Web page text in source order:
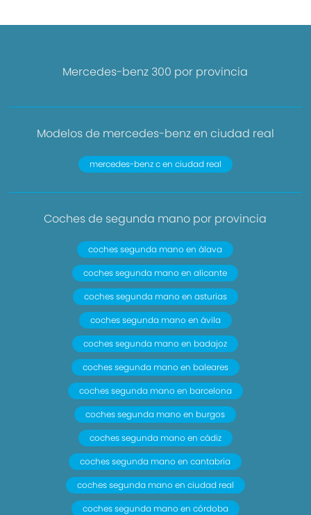
Mercedes-benz 300 por provincia
Modelos de mercedes-benz en ciudad real
mercedes-benz c en ciudad real
Coches de segunda mano por provincia
coches segunda mano en álava
coches segunda mano en alicante
coches segunda mano en asturias
coches segunda mano en ávila
coches segunda mano en badajoz
coches segunda mano en baleares
coches segunda mano en barcelona
coches segunda mano en burgos
coches segunda mano en cádiz
coches segunda mano en cantabria
coches segunda mano en ciudad real
coches segunda mano en córdoba